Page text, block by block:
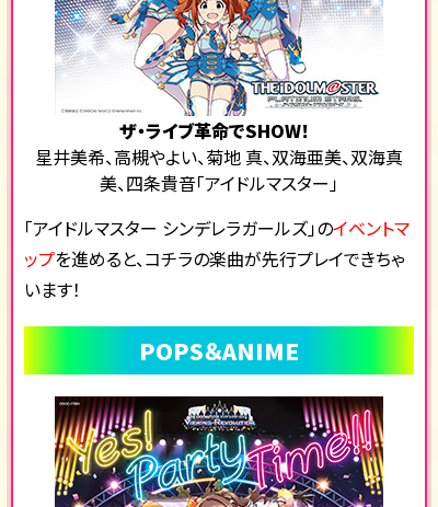
ザ・ライブ革命でSHOW！
星井美希、高槻やよい、菊地 真、双海亜美、双海真
美、四条貴音「アイドルマスター」
「アイドルマスター シンデレラガールズ」のイベントマ
ップを進めると、コチラの楽曲が先行プレイできちゃ
います！
POPS＆ANIME